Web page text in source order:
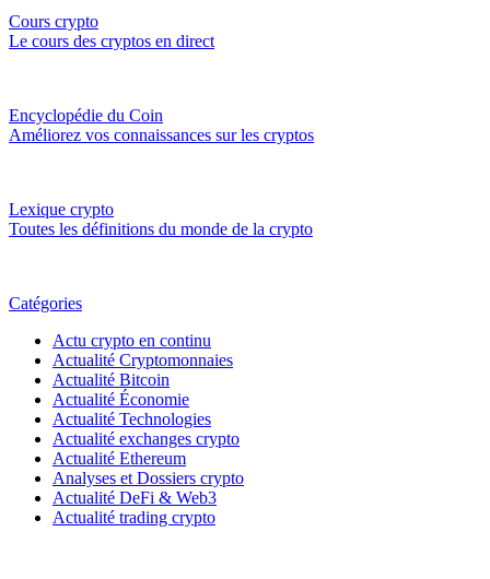
Cours crypto
Le cours des cryptos en direct
Encyclopédie du Coin
Améliorez vos connaissances sur les cryptos
Lexique crypto
Toutes les définitions du monde de la crypto
Catégories
Actu crypto en continu
Actualité Cryptomonnaies
Actualité Bitcoin
Actualité Économie
Actualité Technologies
Actualité exchanges crypto
Actualité Ethereum
Analyses et Dossiers crypto
Actualité DeFi & Web3
Actualité trading crypto